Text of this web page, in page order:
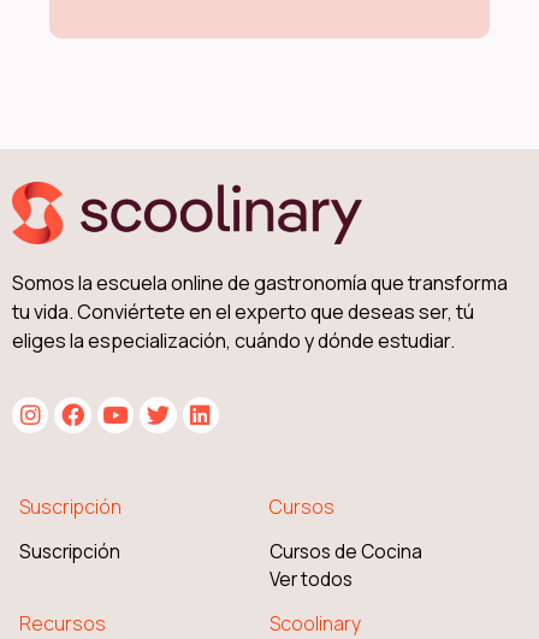
Somos la escuela online de gastronomía que transforma
tu vida. Conviértete en el experto que deseas ser, tú
eliges la especialización, cuándo y dónde estudiar.
Suscripción
Suscripción
Cursos
Cursos de Cocina
Ver todos
Recursos Scoolinary